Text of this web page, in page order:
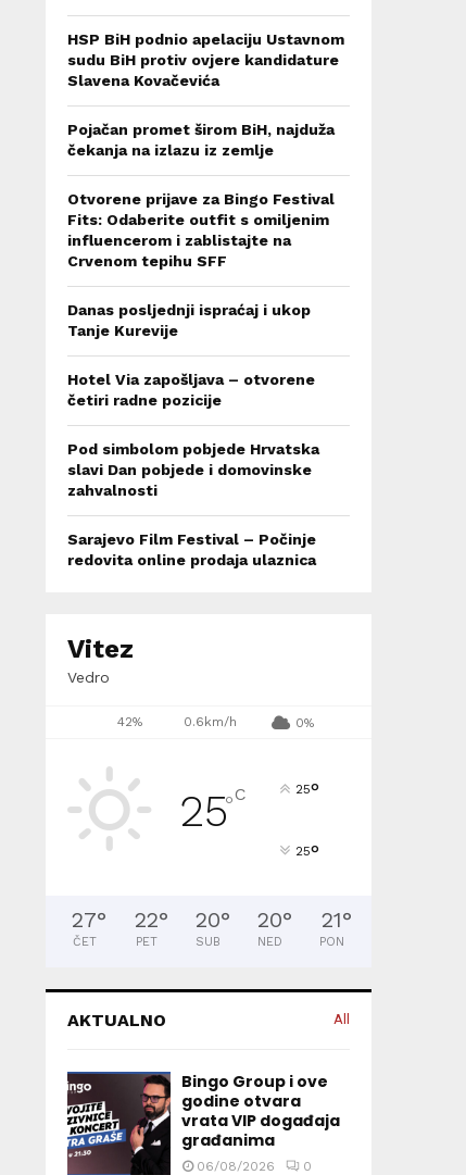
HSP BiH podnio apelaciju Ustavnom
sudu BiH protiv ovjere kandidature
Slavena Kovačevića
Pojačan promet širom BiH, najduža
čekanja na izlazu iz zemlje
Otvorene prijave za Bingo Festival
Fits: Odaberite outfit s omiljenim
influencerom i zablistajte na
Crvenom tepihu SFF
Danas posljednji ispraćaj i ukop
Tanje Kurevije
Hotel Via zapošljava – otvorene
četiri radne pozicije
Pod simbolom pobjede Hrvatska
slavi Dan pobjede i domovinske
zahvalnosti
Sarajevo Film Festival – Počinje
redovita online prodaja ulaznica
Vitez
Vedro
42% 0.6km/h 0%
25°C 25°
25°
27°
ČET
22°
PET
20°
SUB
20°
NED
21°
PON
AKTUALNO All
Bingo Group i ove
godine otvara
vrata VIP događaja
građanima
06/08/2026 0